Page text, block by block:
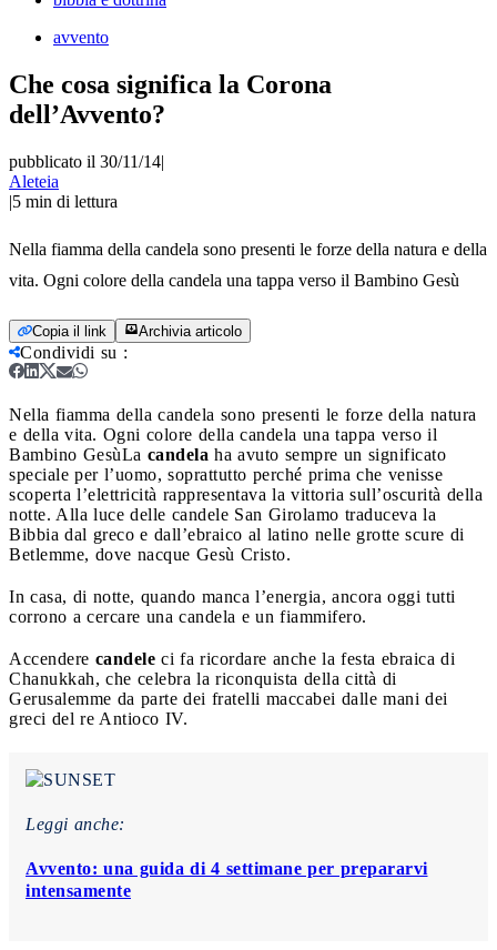
avvento
Che cosa significa la Corona
dell’Avvento?
pubblicato il 30/11/14|
Aleteia
|5 min di lettura
Nella fiamma della candela sono presenti le forze della natura e della
vita. Ogni colore della candela una tappa verso il Bambino Gesù
Copia il link Archivia articolo
Condividi su :
Nella fiamma della candela sono presenti le forze della natura
e della vita. Ogni colore della candela una tappa verso il
Bambino GesùLa candela ha avuto sempre un significato
speciale per l’uomo, soprattutto perché prima che venisse
scoperta l’elettricità rappresentava la vittoria sull’oscurità della
notte. Alla luce delle candele San Girolamo traduceva la
Bibbia dal greco e dall’ebraico al latino nelle grotte scure di
Betlemme, dove nacque Gesù Cristo.
In casa, di notte, quando manca l’energia, ancora oggi tutti
corrono a cercare una candela e un fiammifero.
Accendere candele ci fa ricordare anche la festa ebraica di
Chanukkah, che celebra la riconquista della città di
Gerusalemme da parte dei fratelli maccabei dalle mani dei
greci del re Antioco IV.
Leggi anche:
Avvento: una guida di 4 settimane per prepararvi
intensamente